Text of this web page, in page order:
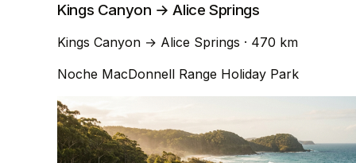
Kings Canyon → Alice Springs
Kings Canyon → Alice Springs · 470 km
Noche MacDonnell Range Holiday Park